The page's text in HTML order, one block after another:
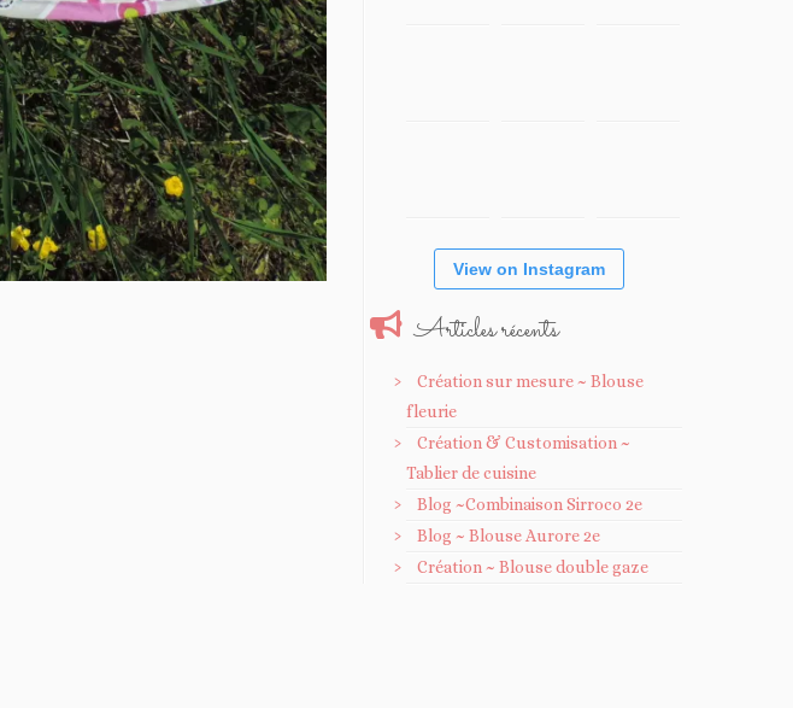
View on Instagram
Articles récents
Création sur mesure ~ Blouse
fleurie
Création & Customisation ~
Tablier de cuisine
Blog ~Combinaison Sirroco 2e
Blog ~ Blouse Aurore 2e
Création ~ Blouse double gaze